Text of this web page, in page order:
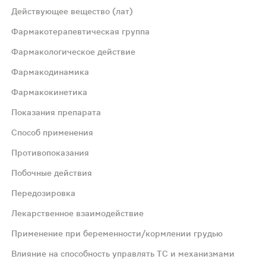
что основной механизм
После однократного приема препарата в дозе
снижением памяти,
Действующее вещество (лат)
Фармакотерапевтическая группа
Фармакологическое действие
Фармакодинамика
Фармакокинетика
Показания препарата
Способ применения
Противопоказания
Побочные действия
Передозировка
Лекарственное взаимодействие
Применение при беременности/кормлении грудью
Влияние на способность управлять ТС и механизмами